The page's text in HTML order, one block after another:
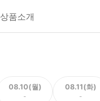
상품소개
08.10(월)
-
08.11(화)
-